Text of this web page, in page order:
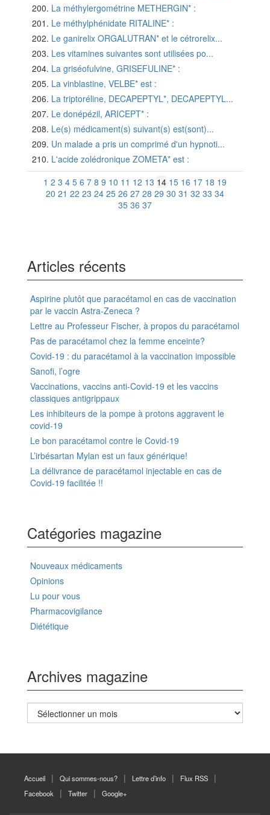
La méthylergométrine METHERGIN* :
Le méthylphénidate RITALINE* :
Le ganirelix ORGALUTRAN* et le cétrorelix...
Les vitamines suivantes sont utilisées po...
La griséofulvine, GRISEFULINE* :
La vinblastine, VELBE* est :
La triptoréline, DECAPEPTYL*, DECAPEPTYL...
Le donépézil, ARICEPT* :
Le(s) médicament(s) suivant(s) est(sont)...
Un malade a pris un comprimé d'un hypnoti...
L'acide zolédronique ZOMETA* est :
1 2 3 4 5 6 7 8 9 10 11 12 13 14 15 16 17 18 19
20 21 22 23 24 25 26 27 28 29 30 31 32 33 34
35 36 37
Articles récents
Aspirine plutôt que paracétamol en cas de vaccination
par le vaccin Astra-Zeneca ?
Lettre au Professeur Fischer, à propos du paracétamol
Pas de paracétamol chez la femme enceinte?
Covid-19 : du paracétamol à la vaccination impossible
Sanofi, l’ogre
Vaccinations, vaccins anti-Covid-19 et les vaccins
classiques antigrippaux
Les inhibiteurs de la pompe à protons aggravent le
covid-19
Le bon paracétamol contre le Covid-19
L’irbésartan Mylan est un faux générique!
La délivrance de paracétamol injectable en cas de
Covid-19 facilitée !!
Catégories magazine
Nouveaux médicaments
Opinions
Lu pour vous
Pharmacovigilance
Diététique
Archives magazine
Archives
magazine
Accueil Qui sommes-nous? Lettre d’info
Flux RSS
Facebook
Twitter Google+